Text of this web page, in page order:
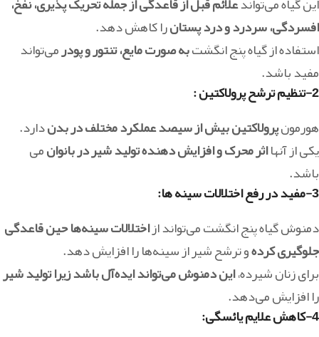
افسردگی، سردرد و درد پستانرا کاهش دهد.
استفاده از گیاه پنج انگشتبه صورت مایع، تنتور و پودرمی‌تواند
مفید باشد.
2-تنظیم ترشح پرولاکتین
:
هورمونپرولاکتین بیش از سیصد عملکرد مختلف در بدندارد.
یکی از آنهااثر محرک و افزایش دهنده تولید شیر در بانوانمی
باشد.
3-مفید در رفع اختلالات سینه ها:
دمنوش گیاه پنج انگشت می‌تواند ازاختلالات سینه‌ها حین قاعدگی
جلوگیری کردهو ترشح شیر از سینه‌ها را افزایش دهد.
برای زنان شیرده،این دمنوش می‌تواند ایده‌آل باشد زیرا تولید شیر
را افزایش می‌دهد.
4-کاهش علایم یائسگی: